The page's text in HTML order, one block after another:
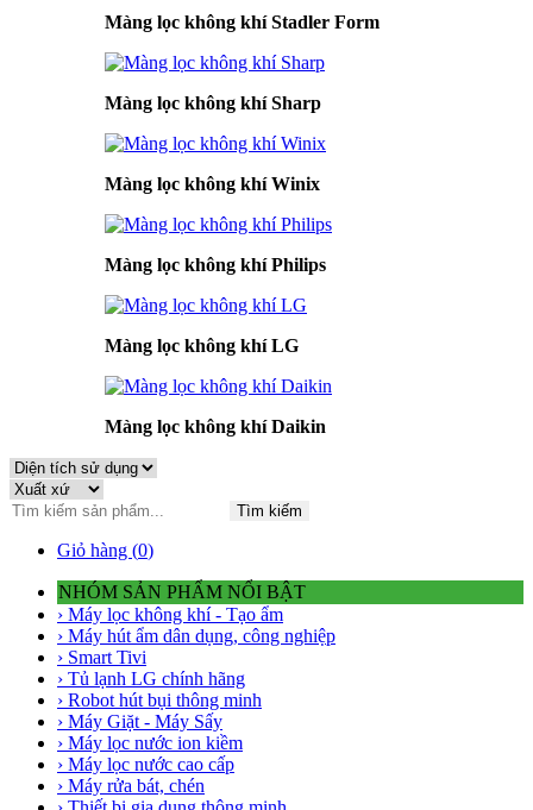
Màng lọc không khí Stadler Form
Màng lọc không khí Sharp
Màng lọc không khí Winix
Màng lọc không khí Philips
Màng lọc không khí LG
Màng lọc không khí Daikin
Tìm kiếm
Giỏ hàng (0)
NHÓM SẢN PHẨM NỔI BẬT
› Máy lọc không khí - Tạo ẩm
› Máy hút ẩm dân dụng, công nghiệp
› Smart Tivi
› Tủ lạnh LG chính hãng
› Robot hút bụi thông minh
› Máy Giặt - Máy Sấy
› Máy lọc nước ion kiềm
› Máy lọc nước cao cấp
› Máy rửa bát, chén